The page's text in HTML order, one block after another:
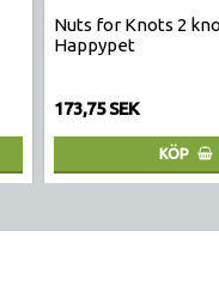
Nuts for Knots 2
Happypet
173,75 SEK
KÖP